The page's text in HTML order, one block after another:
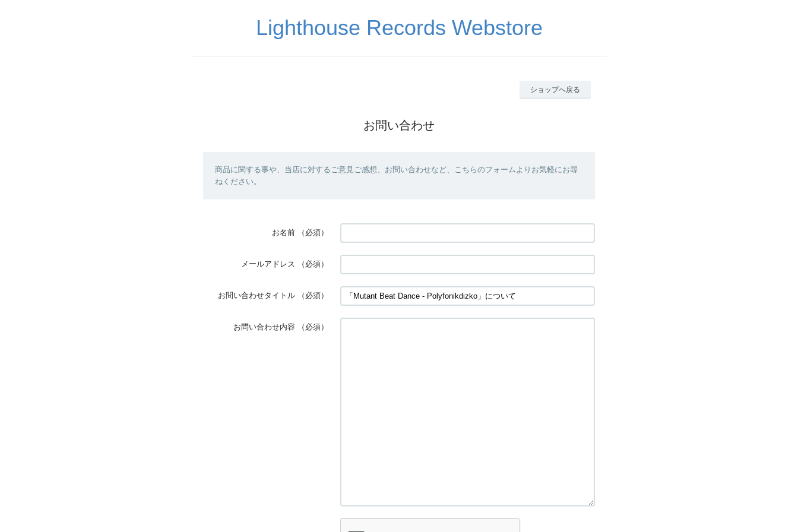
Lighthouse Records Webstore
ショップへ戻る
お問い合わせ
商品に関する事や、当店に対するご意見ご感想、お問い合わせなど、こちらのフォームよりお気軽にお尋
ねください。
お名前 （必須）
メールアドレス （必須）
お問い合わせタイトル （必須）
お問い合わせ内容 （必須）